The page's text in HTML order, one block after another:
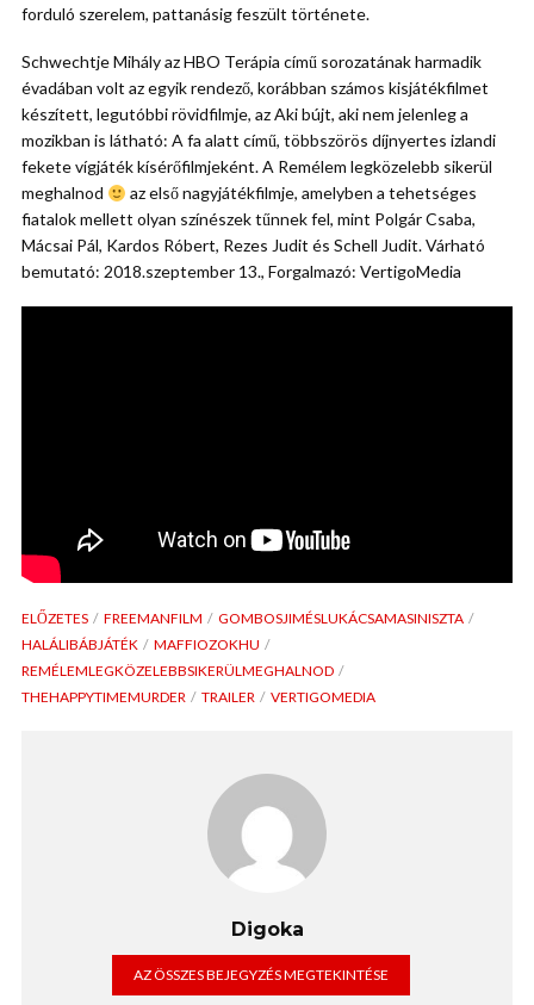
forduló szerelem, pattanásig feszült története.
Schwechtje Mihály az HBO Terápia című sorozatának harmadik
évadában volt az egyik rendező, korábban számos kisjátékfilmet
készített, legutóbbi rövidfilmje, az Aki bújt, aki nem jelenleg a
mozikban is látható: A fa alatt című, többszörös díjnyertes izlandi
fekete vígjáték kísérőfilmjeként. A Remélem legközelebb sikerül
meghalnod
az első nagyjátékfilmje, amelyben a tehetséges
fiatalok mellett olyan színészek tűnnek fel, mint Polgár Csaba,
Mácsai Pál, Kardos Róbert, Rezes Judit és Schell Judit. Várható
bemutató: 2018.szeptember 13., Forgalmazó: VertigoMedia
ELŐZETES FREEMANFILM
GOMBOSJIMÉSLUKÁCSAMASINISZTA
HALÁLIBÁBJÁTÉK
MAFFIOZOKHU
REMÉLEMLEGKÖZELEBBSIKERÜLMEGHALNOD
THEHAPPYTIMEMURDER
TRAILER VERTIGOMEDIA
Digoka
AZ ÖSSZES BEJEGYZÉS MEGTEKINTÉSE